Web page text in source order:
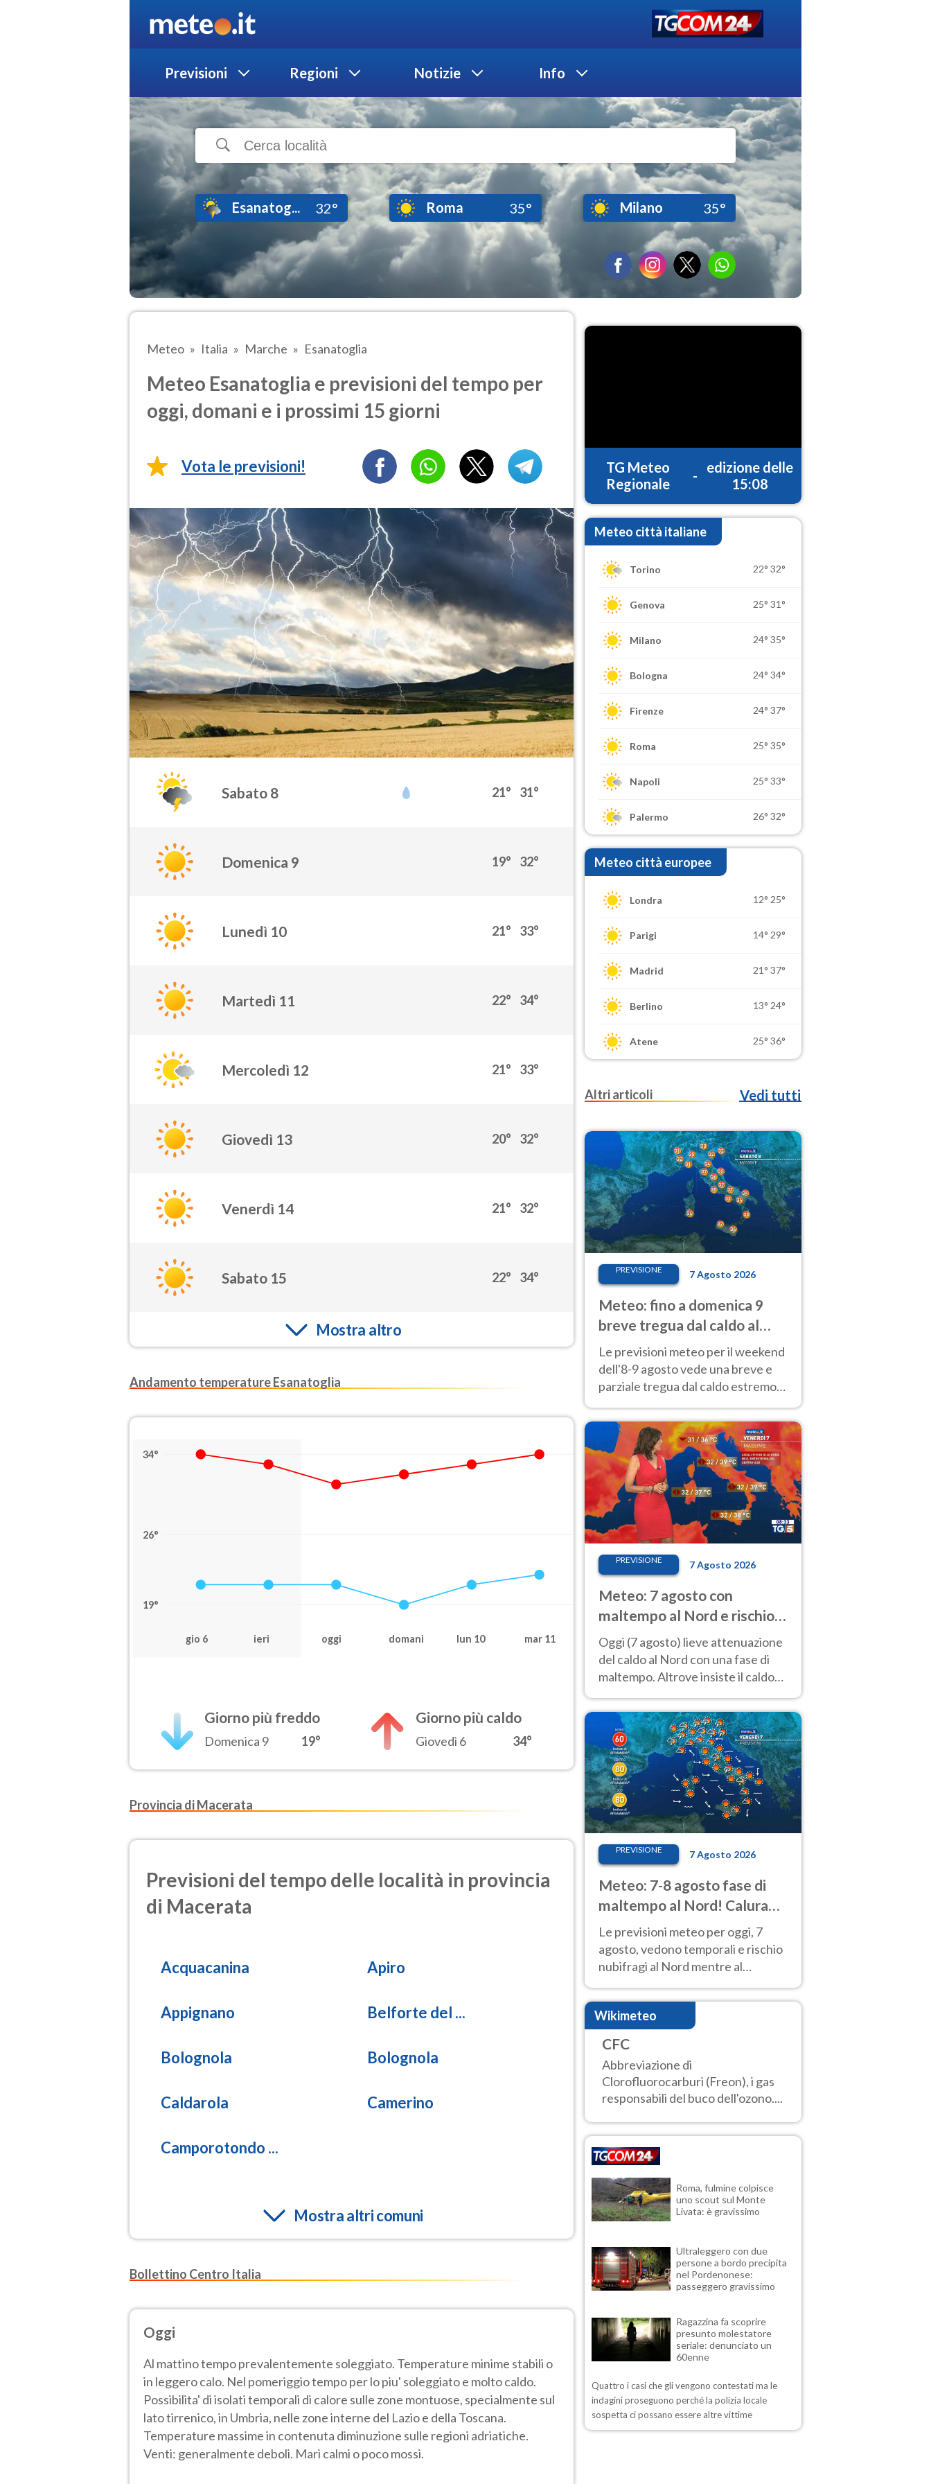
Previsioni Regioni Notizie Info
Esanatog... 32° Roma 35° Milano 35°
Meteo Italia Marche Esanatoglia
Meteo Esanatoglia e previsioni del tempo per
oggi, domani e i prossimi 15 giorni
Vota le previsioni!
Sabato 8 21° 31°
Domenica 9 19° 32°
Lunedì 10 21° 33°
Martedì 11 22° 34°
Mercoledì 12 21° 33°
Giovedì 13 20° 32°
Venerdì 14 21° 32°
Sabato 15 22° 34°
Mostra altro
Andamento temperature Esanatoglia
34°
26°
19°
gio 6 ieri oggi domani lun 10 mar 11
Giorno più freddo
Domenica 9 19°
Giorno più caldo
Giovedì 6 34°
Provincia di Macerata
Previsioni del tempo delle località in provincia
di Macerata
Acquacanina Apiro
Appignano Belforte del ...
Bolognola Bolognola
Caldarola Camerino
Camporotondo ...
Mostra altri comuni
Bollettino Centro Italia
Oggi
Al mattino tempo prevalentemente soleggiato. Temperature minime stabili o
in leggero calo. Nel pomeriggio tempo per lo piu' soleggiato e molto caldo.
Possibilita' di isolati temporali di calore sulle zone montuose, specialmente sul
lato tirrenico, in Umbria, nelle zone interne del Lazio e della Toscana.
Temperature massime in contenuta diminuzione sulle regioni adriatiche.
Venti: generalmente deboli. Mari calmi o poco mossi.
TG Meteo
Regionale
-
edizione delle
15:08
Meteo città italiane
Torino 22° 32°
Genova 25° 31°
Milano 24° 35°
Bologna 24° 34°
Firenze 24° 37°
Roma 25° 35°
Napoli 25° 33°
Palermo 26° 32°
Meteo città europee
Londra 12° 25°
Parigi 14° 29°
Madrid 21° 37°
Berlino 13° 24°
Atene 25° 36°
Altri articoli Vedi tutti
PREVISIONE 7 Agosto 2026
Meteo: fino a domenica 9
breve tregua dal caldo al
Nord! Altrove calura e afa
Le previsioni meteo per il weekend
dell'8-9 agosto vede una breve e
parziale tregua dal caldo estremo
40 gradi.
PREVISIONE 7 Agosto 2026
Meteo: 7 agosto con
maltempo al Nord e rischio
nubifragi. Altrove caldo
estremo
Oggi (7 agosto) lieve attenuazione
del caldo al Nord con una fase di
maltempo. Altrove insiste il caldo
previsioni
PREVISIONE 7 Agosto 2026
Meteo: 7-8 agosto fase di
maltempo al Nord! Calura
fino a Ferragosto
Le previsioni meteo per oggi, 7
agosto, vedono temporali e rischio
nubifragi al Nord mentre al
Centro-Sud sole e caldo sempre
molto intenso.
Wikimeteo
CFC
Abbreviazione di
Clorofluorocarburi (Freon), i gas
responsabili del buco dell'ozono....
Roma, fulmine colpisce
uno scout sul Monte
Livata: è gravissimo
Ultraleggero con due
persone a bordo precipita
nel Pordenonese:
passeggero gravissimo
Ragazzina fa scoprire
presunto molestatore
seriale: denunciato un
60enne
Quattro i casi che gli vengono contestati ma le
indagini proseguono perché la polizia locale
sospetta ci possano essere altre vittime